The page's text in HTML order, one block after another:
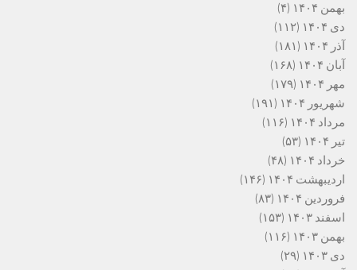
بهمن ۱۴۰۴
(۴)
دی ۱۴۰۴
(۱۱۲)
آذر ۱۴۰۴
(۱۸۱)
آبان ۱۴۰۴
(۱۶۸)
مهر ۱۴۰۴
(۱۷۹)
شهریور ۱۴۰۴
(۱۹۱)
مرداد ۱۴۰۴
(۱۱۶)
تیر ۱۴۰۴
(۵۳)
خرداد ۱۴۰۴
(۴۸)
اردیبهشت ۱۴۰۴
(۱۴۶)
فروردین ۱۴۰۴
(۸۳)
اسفند ۱۴۰۳
(۱۵۳)
بهمن ۱۴۰۳
(۱۱۶)
دی ۱۴۰۳
(۲۹)